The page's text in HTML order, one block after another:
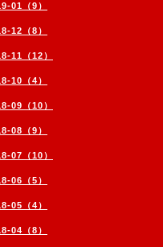
01（9）
12（8）
11（12）
10（4）
09（10）
08（9）
07（10）
06（5）
05（4）
04（8）